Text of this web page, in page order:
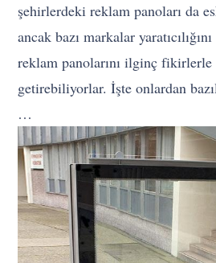
şehirlerdeki reklam panoları da
ancak bazı markalar
reklam panolarını ilginç
getirebiliyorlar. İşte onlardan
…